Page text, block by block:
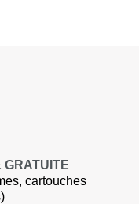
GRATUITE
cartouches